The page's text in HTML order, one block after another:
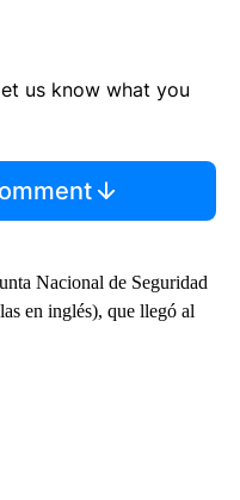
us know what you
Nacional de Seguridad
en inglés), que llegó al